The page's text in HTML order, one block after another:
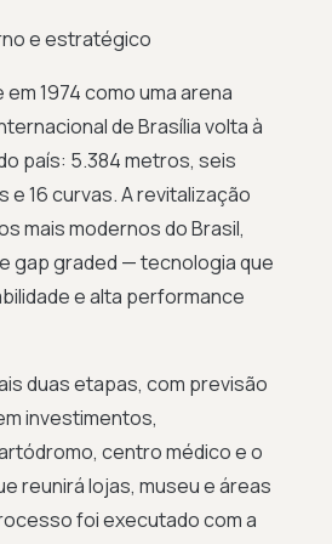
e estratégico
1974 como uma arena
de Brasília volta à
país: 5.384 metros, seis
16 curvas. A revitalização
mais modernos do Brasil,
gap graded — tecnologia que
e alta performance
duas etapas, com previsão
investimentos,
centro médico e o
reunirá lojas, museu e áreas
foi executado com a